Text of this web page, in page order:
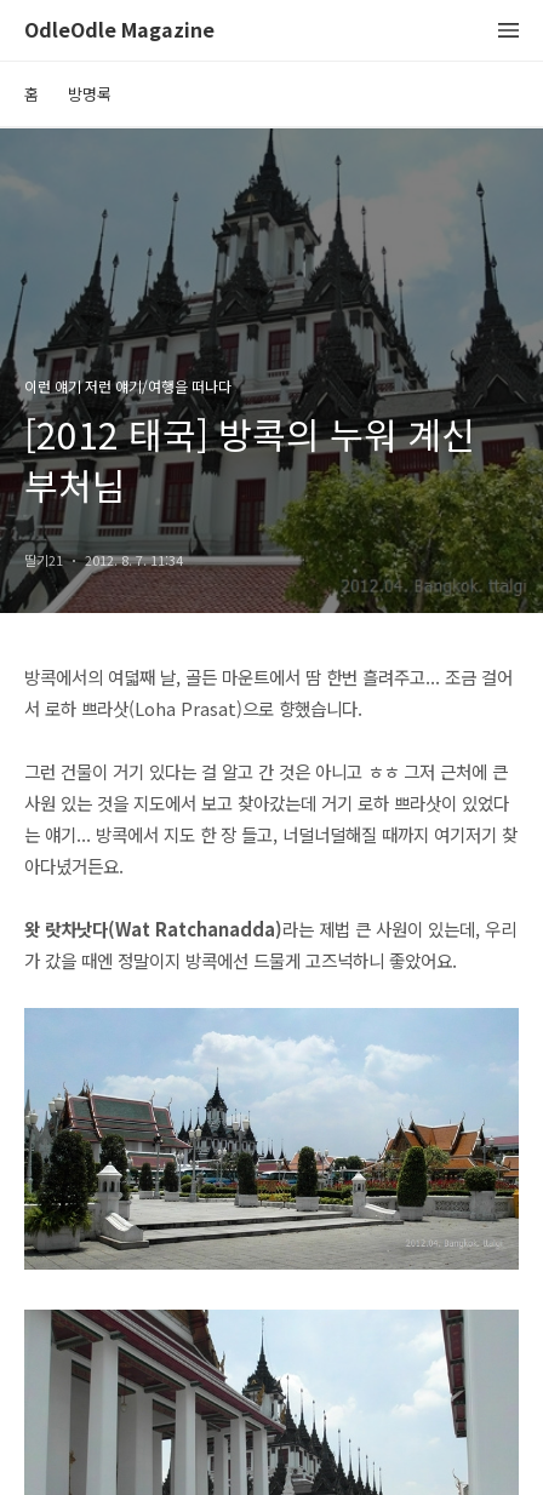
OdleOdle Magazine
홈 방명록
이런 얘기 저런 얘기/여행을 떠나다
[2012 태국] 방콕의 누워 계신
부처님
딸기21 2012. 8. 7. 11:34
방콕에서의 여덟째 날, 골든 마운트에서 땀 한번 흘려주고... 조금 걸어
서 로하 쁘라삿(Loha Prasat)으로 향했습니다.
그런 건물이 거기 있다는 걸 알고 간 것은 아니고 ㅎㅎ 그저 근처에 큰
사원 있는 것을 지도에서 보고 찾아갔는데 거기 로하 쁘라삿이 있었다
는 얘기... 방콕에서 지도 한 장 들고, 너덜너덜해질 때까지 여기저기 찾
아다녔거든요.
왓 랏차낫다(Wat Ratchanadda)라는 제법 큰 사원이 있는데, 우리
가 갔을 때엔 정말이지 방콕에선 드물게 고즈넉하니 좋았어요.